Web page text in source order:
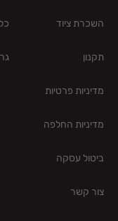
השכרת ציוד
תקנון
מדיניות פרטיות
מדיניות החלפה
ביטול עסקה
צור קשר